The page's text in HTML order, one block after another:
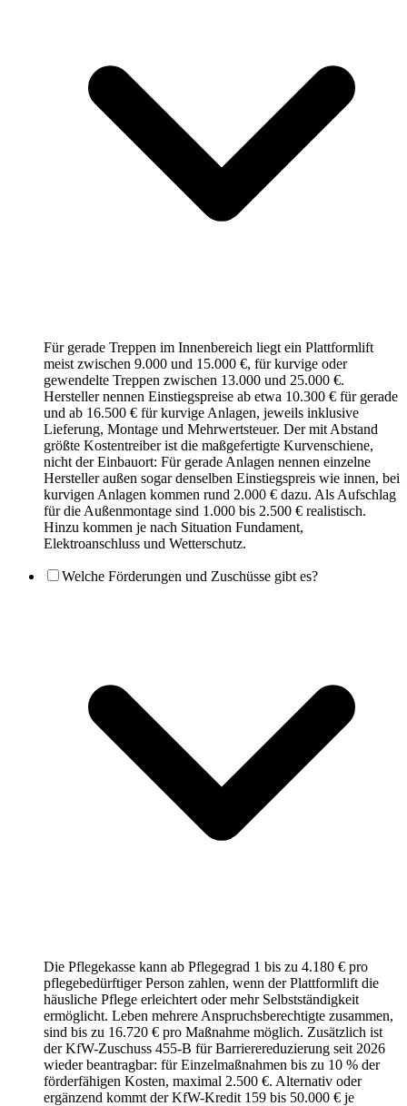
Für gerade Treppen im Innenbereich liegt ein Plattformlift
meist zwischen 9.000 und 15.000 €, für kurvige oder
gewendelte Treppen zwischen 13.000 und 25.000 €.
Hersteller nennen Einstiegspreise ab etwa 10.300 € für gerade
und ab 16.500 € für kurvige Anlagen, jeweils inklusive
Lieferung, Montage und Mehrwertsteuer. Der mit Abstand
größte Kostentreiber ist die maßgefertigte Kurvenschiene,
nicht der Einbauort: Für gerade Anlagen nennen einzelne
Hersteller außen sogar denselben Einstiegspreis wie innen, bei
kurvigen Anlagen kommen rund 2.000 € dazu. Als Aufschlag
für die Außenmontage sind 1.000 bis 2.500 € realistisch.
Hinzu kommen je nach Situation Fundament,
Elektroanschluss und Wetterschutz.
Welche Förderungen und Zuschüsse gibt es?
Die Pflegekasse kann ab Pflegegrad 1 bis zu 4.180 € pro
pflegebedürftiger Person zahlen, wenn der Plattformlift die
häusliche Pflege erleichtert oder mehr Selbstständigkeit
ermöglicht. Leben mehrere Anspruchsberechtigte zusammen,
sind bis zu 16.720 € pro Maßnahme möglich. Zusätzlich ist
der KfW-Zuschuss 455-B für Barrierereduzierung seit 2026
wieder beantragbar: für Einzelmaßnahmen bis zu 10 % der
förderfähigen Kosten, maximal 2.500 €. Alternativ oder
ergänzend kommt der KfW-Kredit 159 bis 50.000 € je